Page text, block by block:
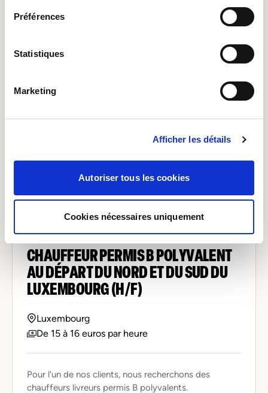
Préférences
Statistiques
Marketing
Afficher les détails
Autoriser tous les cookies
Cookies nécessaires uniquement
De 16.01 à 16.01 euros par heure
Vos principales missions seront les suivantes :
Assurer les opérations au sol dans le respect des
Il y a 3 semaines
Transports Entreposage
CHAUFFEUR PERMIS B POLYVALENT
AU DÉPART DU NORD ET DU SUD DU
LUXEMBOURG (H/F)
Luxembourg
De 15 à 16 euros par heure
Pour l'un de nos clients, nous recherchons des
chauffeurs livreurs permis B polyvalents.